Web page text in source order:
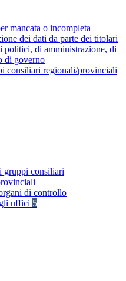
mancata o incompleta
dei dati da parte dei titolari
politici, di amministrazione, di
di governo
consiliari regionali/provinciali
gruppi consiliari
di controllo
uffici 5